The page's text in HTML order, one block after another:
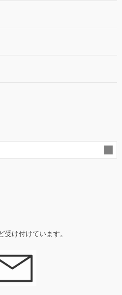
受け付けています。